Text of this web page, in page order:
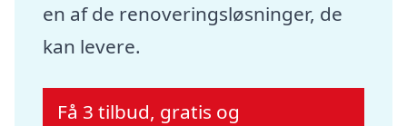
en af de renoveringsløsninger, de
kan levere.
Få 3 tilbud, gratis og